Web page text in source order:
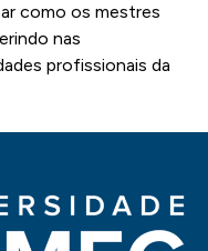
como os mestres
nas
profissionais da